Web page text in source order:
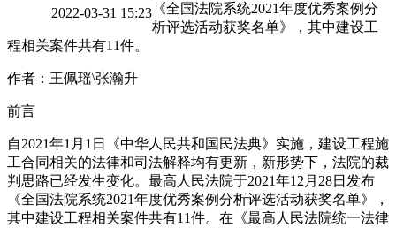
2022-03-31 15:23 《全国法院系统2021年度优秀案例分
析评选活动获奖名单》，其中建设工
程相关案件共有11件。
作者：王佩瑶\张瀚升
前言
自2021年1月1日《中华人民共和国民法典》实施，建设工程施
工合同相关的法律和司法解释均有更新，新形势下，法院的裁
判思路已经发生变化。最高人民法院于2021年12月28日发布
《全国法院系统2021年度优秀案例分析评选活动获奖名单》，
其中建设工程相关案件共有11件。在《最高人民法院统一法律